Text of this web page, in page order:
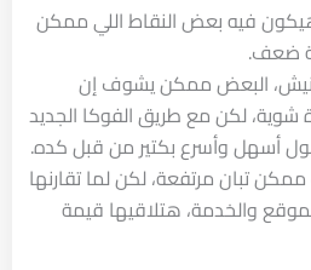
فيه بعض النقاط اللي ممكن
ضعف.
البعض ممكن يشوف إن
شوية، لكن مع طريق الفوكا الجديد
أسهل وأسرع بكتير من قبل كده.
تبان مرتفعة، لكن لما تقارنها
والخدمة، هتلاقيها قيمة